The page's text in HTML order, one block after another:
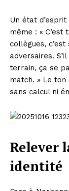
Un état
même : « C’est
collègues,
adversaires.
terrain, ça se
match. » Le
sans calcul ni
Relever
identité